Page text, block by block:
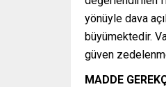
yönüyle dava
büyümektedir.
güven
MADDE